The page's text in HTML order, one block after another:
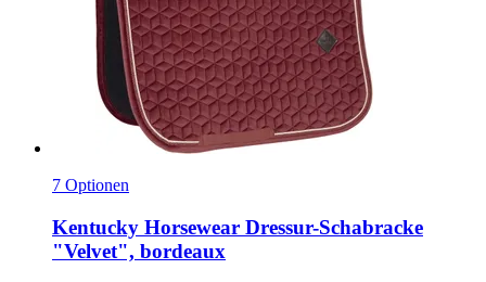
7 Optionen
Kentucky Horsewear Dressur-​Schabracke
"Velvet", bordeaux